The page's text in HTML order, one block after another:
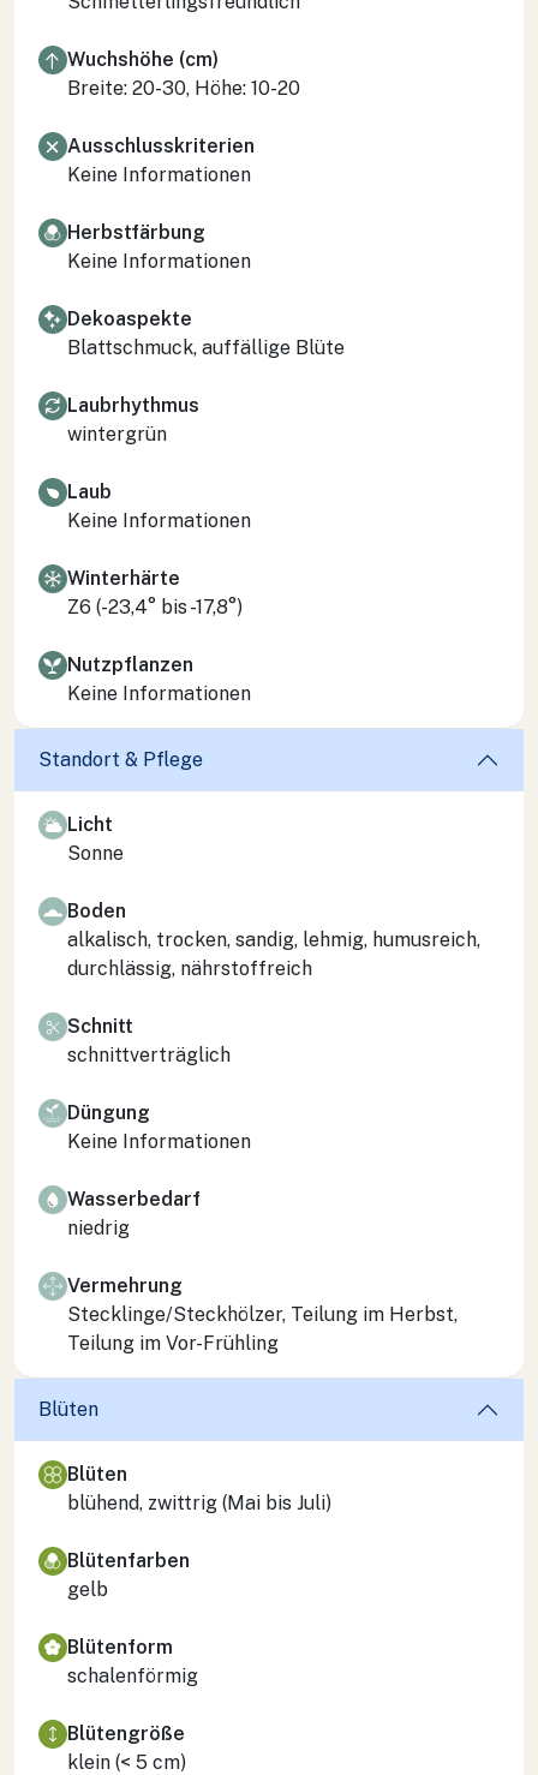
Wuchshöhe (cm)
Breite: 20-30, Höhe: 10-20
Ausschlusskriterien
Keine Informationen
Herbstfärbung
Keine Informationen
Dekoaspekte
Blattschmuck, auffällige Blüte
Laubrhythmus
wintergrün
Laub
Keine Informationen
Winterhärte
Z6 (-23,4° bis -17,8°)
Nutzpflanzen
Keine Informationen
Standort & Pflege
Licht
Sonne
Boden
alkalisch, trocken, sandig, lehmig, humusreich,
durchlässig, nährstoffreich
Schnitt
schnittverträglich
Düngung
Keine Informationen
Wasserbedarf
niedrig
Vermehrung
Stecklinge/Steckhölzer, Teilung im Herbst,
Teilung im Vor-Frühling
Blüten
Blüten
blühend, zwittrig (Mai bis Juli)
Blütenfarben
gelb
Blütenform
schalenförmig
Blütengröße
klein (< 5 cm)